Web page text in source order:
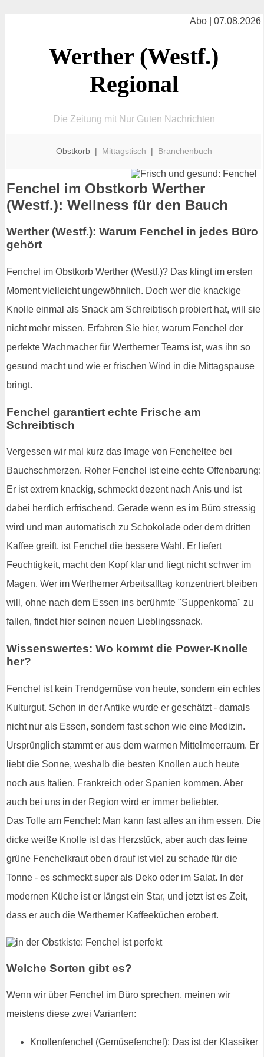
Abo | 07.08.2026
Werther (Westf.)
Regional
Die Zeitung mit Nur Guten Nachrichten
Obstkorb | Mittagstisch | Branchenbuch
Fenchel im Obstkorb Werther
(Westf.): Wellness für den Bauch
Werther (Westf.): Warum Fenchel in jedes Büro
gehört
Fenchel im Obstkorb Werther (Westf.)? Das klingt im ersten
Moment vielleicht ungewöhnlich. Doch wer die knackige
Knolle einmal als Snack am Schreibtisch probiert hat, will sie
nicht mehr missen. Erfahren Sie hier, warum Fenchel der
perfekte Wachmacher für Wertherner Teams ist, was ihn so
gesund macht und wie er frischen Wind in die Mittagspause
bringt.
Fenchel garantiert echte Frische am
Schreibtisch
Vergessen wir mal kurz das Image von Fencheltee bei
Bauchschmerzen. Roher Fenchel ist eine echte Offenbarung:
Er ist extrem knackig, schmeckt dezent nach Anis und ist
dabei herrlich erfrischend. Gerade wenn es im Büro stressig
wird und man automatisch zu Schokolade oder dem dritten
Kaffee greift, ist Fenchel die bessere Wahl. Er liefert
Feuchtigkeit, macht den Kopf klar und liegt nicht schwer im
Magen. Wer im Wertherner Arbeitsalltag konzentriert bleiben
will, ohne nach dem Essen ins berühmte "Suppenkoma" zu
fallen, findet hier seinen neuen Lieblingssnack.
Wissenswertes: Wo kommt die Power-Knolle
her?
Fenchel ist kein Trendgemüse von heute, sondern ein echtes
Kulturgut. Schon in der Antike wurde er geschätzt - damals
nicht nur als Essen, sondern fast schon wie eine Medizin.
Ursprünglich stammt er aus dem warmen Mittelmeerraum. Er
liebt die Sonne, weshalb die besten Knollen auch heute
noch aus Italien, Frankreich oder Spanien kommen. Aber
auch bei uns in der Region wird er immer beliebter.
Das Tolle am Fenchel: Man kann fast alles an ihm essen. Die
dicke weiße Knolle ist das Herzstück, aber auch das feine
grüne Fenchelkraut oben drauf ist viel zu schade für die
Tonne - es schmeckt super als Deko oder im Salat. In der
modernen Küche ist er längst ein Star, und jetzt ist es Zeit,
dass er auch die Wertherner Kaffeeküchen erobert.
Welche Sorten gibt es?
Wenn wir über Fenchel im Büro sprechen, meinen wir
meistens diese zwei Varianten:
Knollenfenchel (Gemüsefenchel): Das ist der Klassiker